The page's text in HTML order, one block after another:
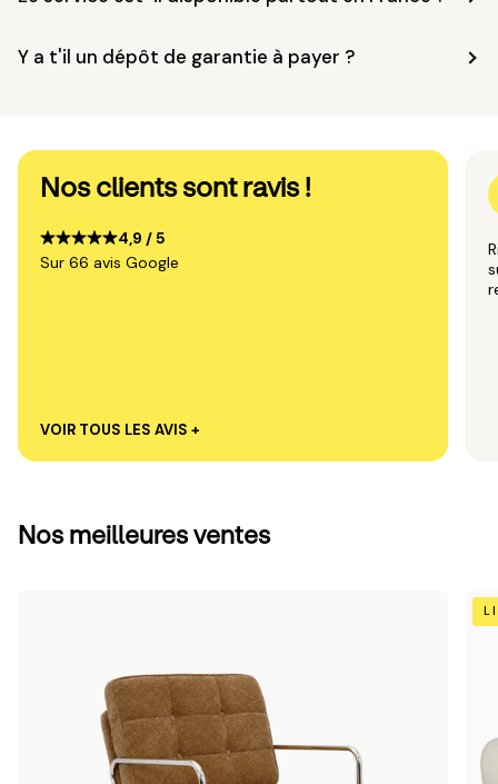
Y a t'il un dépôt de garantie à payer ?
Nos clients sont ravis !
4,9 / 5
Sur 66 avis Google
VOIR TOUS LES AVIS +
Nos meilleures ventes